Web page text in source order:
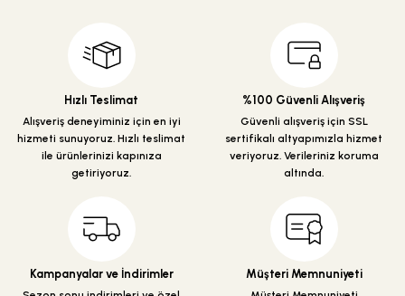
Ürün açıklamasında eksik bilgiler bulunuyor.
Bu ürüne benzer farklı alternatifler olmalı.
Hızlı Teslimat
Alışveriş deneyiminiz için en iyi
hizmeti sunuyoruz. Hızlı teslimat
ile ürünlerinizi kapınıza
getiriyoruz.
%100 Güvenli Alışveriş
Güvenli alışveriş için SSL
sertifikalı altyapımızla hizmet
veriyoruz. Verileriniz koruma
altında.
Kampanyalar ve İndirimler Müşteri Memnuniyeti